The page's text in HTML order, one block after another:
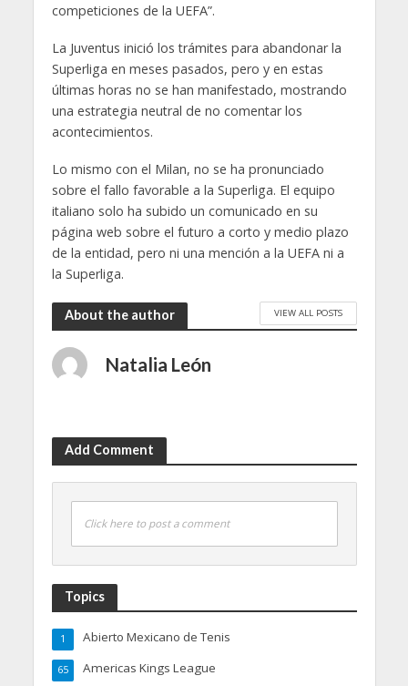
competiciones de la UEFA”.
La Juventus inició los trámites para abandonar la
Superliga en meses pasados, pero y en estas
últimas horas no se han manifestado, mostrando
una estrategia neutral de no comentar los
acontecimientos.
Lo mismo con el Milan, no se ha pronunciado
sobre el fallo favorable a la Superliga. El equipo
italiano solo ha subido un comunicado en su
página web sobre el futuro a corto y medio plazo
de la entidad, pero ni una mención a la UEFA ni a
la Superliga.
About the author VIEW ALL POSTS
Natalia León
Add Comment
Click here to post a comment
Topics
Abierto Mexicano de Tenis
1
Americas Kings League
65